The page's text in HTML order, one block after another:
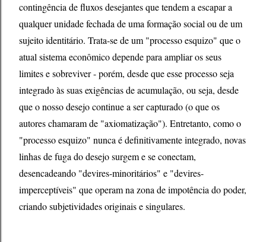
contingência de fluxos desejantes que tendem a escapar a
qualquer unidade fechada de uma formação social ou de um
sujeito identitário. Trata-se de um "processo esquizo" que o
atual sistema econômico depende para ampliar os seus
limites e sobreviver - porém, desde que esse processo seja
integrado às suas exigências de acumulação, ou seja, desde
que o nosso desejo continue a ser capturado (o que os
autores chamaram de "axiomatização"). Entretanto, como o
"processo esquizo" nunca é definitivamente integrado, novas
linhas de fuga do desejo surgem e se conectam,
desencadeando "devires-minoritários" e "devires-
imperceptíveis" que operam na zona de impotência do poder,
criando subjetividades originais e singulares.